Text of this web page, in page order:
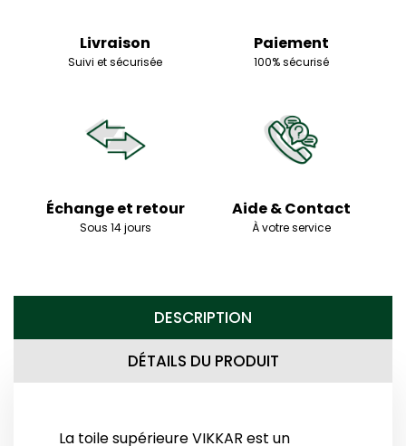
Livraison
Suivi et sécurisée
Paiement
100% sécurisé
Échange et retour
Sous 14 jours
Aide & Contact
À votre service
DESCRIPTION
DÉTAILS DU PRODUIT
La toile supérieure VIKKAR est un